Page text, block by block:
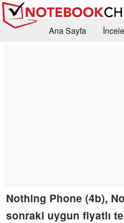
Ana Sayfa
Nothing Phone (4b),
sonraki uygun fiyatlı